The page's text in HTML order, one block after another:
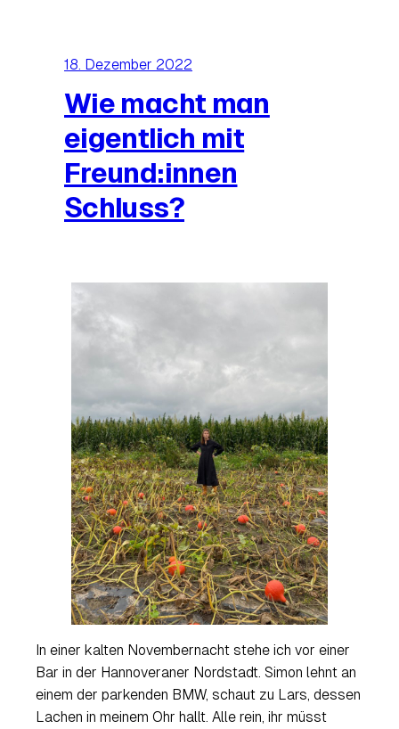
18. Dezember 2022
Wie macht man
eigentlich mit
Freund:innen
Schluss?
In einer kalten Novembernacht stehe ich vor einer
Bar in der Hannoveraner Nordstadt. Simon lehnt an
einem der parkenden BMW, schaut zu Lars, dessen
Lachen in meinem Ohr hallt. Alle rein, ihr müsst